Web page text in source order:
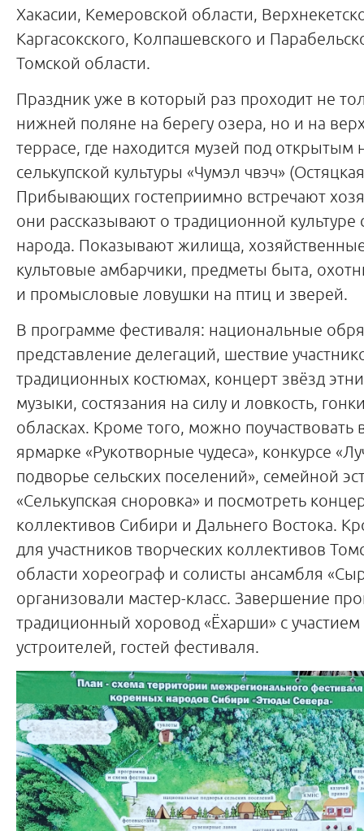
Хакасии, Кемеровской области,
Каргасокского, Колпашевского и
Томской области.
Праздник уже в который раз проходит не
нижней поляне на берегу озера, но и на
террасе, где находится музей под открытым
селькупской культуры «Чумэл чвэч»
Прибывающих гостеприимно встречают
они рассказывают о традиционной культуре
народа. Показывают жилища,
культовые амбарчики, предметы быта,
и промысловые ловушки на птиц и зверей.
В программе фестиваля: национальные
представление делегаций, шествие
традиционных костюмах, концерт звёзд
музыки, состязания на силу и ловкость,
обласках. Кроме того, можно поучаствовать
ярмарке «Рукотворные чудеса», конкурсе
подворье сельских поселений», семейной
«Селькупская сноровка» и посмотреть
коллективов Сибири и Дальнего Востока.
для участников творческих коллективов
области хореограф и солисты ансамбля
организовали мастер-класс. Завершение
традиционный хоровод «Ёхарши» с участием
устроителей, гостей фестиваля.